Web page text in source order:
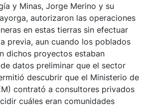
y Minas, Jorge Merino y su
autorizaron las operaciones
en estas tierras sin efectuar
previa, aun cuando los poblados
dichos proyectos estaban
datos preliminar que el sector
descubrir que el Ministerio de
contrató a consultores privados
cuáles eran comunidades